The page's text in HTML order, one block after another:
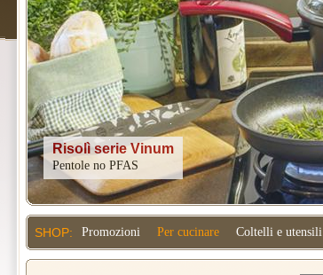
Kitchenaid
SHOP: Promozioni Per cucinare Coltelli e utensili